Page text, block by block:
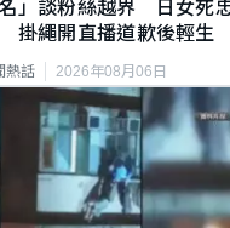
」談粉絲越界 日女死
掛繩開直播道歉後輕生
熱話 2026年08月06日